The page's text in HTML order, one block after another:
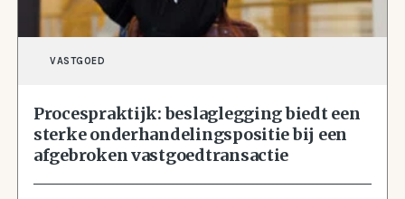
VASTGOED
Procespraktijk: beslaglegging biedt een
sterke onderhandelingspositie bij een
afgebroken vastgoedtransactie